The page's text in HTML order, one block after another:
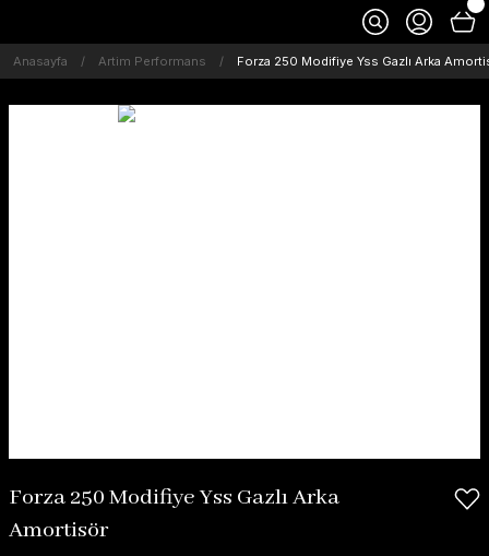
Anasayfa Artim Performans Forza 250 Modifiye Yss Gazlı Arka
Forza 250 Modifiye Yss Gazlı Arka
Amortisör